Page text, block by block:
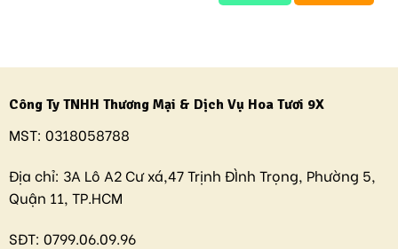
Công Ty TNHH Thương Mại & Dịch Vụ Hoa Tươi 9X
MST: 0318058788
Địa chỉ: 3A Lô A2 Cư xá,47 Trịnh ĐÌnh Trọng, Phường 5,
Quận 11, TP.HCM
SĐT: 0799.06.09.96